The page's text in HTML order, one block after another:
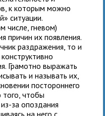
к которым можно
ситуации.
числе, гневом)
причин их появления.
раздражения, то и
Грамотно выражать
и называть их,
постороннего
того, чтобы
за опоздания
на него с